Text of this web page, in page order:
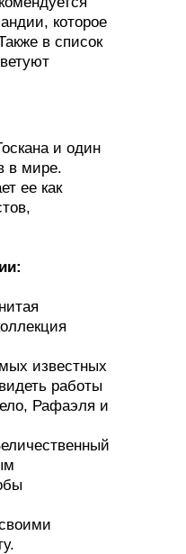
которое
в список
и один
в мире.
ее как
известных
работы
Рафаэля и